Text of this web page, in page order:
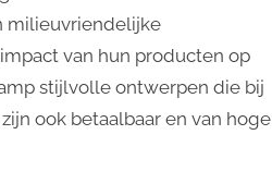
milieuvriendelijke
van hun producten op
stijlvolle ontwerpen die bij
ook betaalbaar en van hoge